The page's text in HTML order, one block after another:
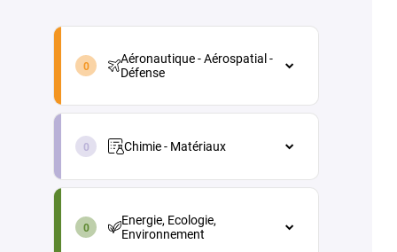
aeronautique-
defense-
Aéronautique - Aérospatial -
Défense
équipements
Matériaux et procédés
chimie-
materiaux-
Chimie - Matériaux
Chimie physique (électrochimie,
thermochimie...)
energie-
environnement-Energie, Ecologie,
Environnement